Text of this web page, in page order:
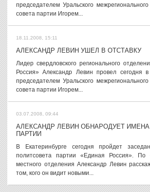
председателем Уральского
совета партии Игорем...
18.11.2008, 15:11
АЛЕКСАНДР ЛЕВИН УШЕЛ В ОТСТАВКУ
Лидер свердловского регионального
Россия» Александр Левин провел сегодня
председателем Уральского
совета партии Игорем...
03.07.2008, 09:44
АЛЕКСАНДР ЛЕВИН ОБНАРОДУЕТ
ПАРТИИ
В Екатеринбурге сегодня пройдет
политсовета партии «Единая Россия». По
местного отделения Александр Левин
том, кого он видит новыми...